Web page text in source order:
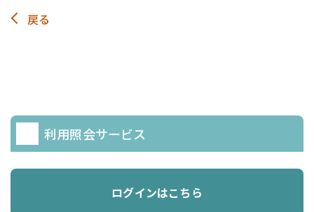
戻る
利用照会サービス
ログインはこちら